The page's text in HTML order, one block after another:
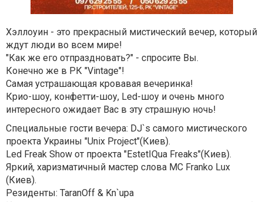
Хэллоуин - это прекрасный мистический вечер, который
ждут люди во всем мире!
"Как же его отпраздновать?" - спросите Вы.
Конечно же в РК "Vintage"!
Самая устрашающая кровавая вечеринка!
Крио-шоу, конфетти-шоу, Led-шоу и очень много
интересного ожидает Вас в эту страшную ночь!
Специальные гости вечера: DJ`s самого мистического
проекта Украины "Unix Project"(Киев).
Led Freak Show от проекта "EstetIQua Freaks"(Киев).
Яркий, харизматичный мастер слова МС Franko Lux
(Киев).
Резиденты: TaranOff & Kn`upa